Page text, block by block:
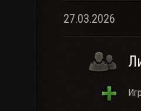
27.03.2026